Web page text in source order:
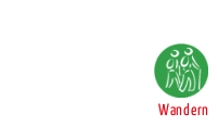
Wandern